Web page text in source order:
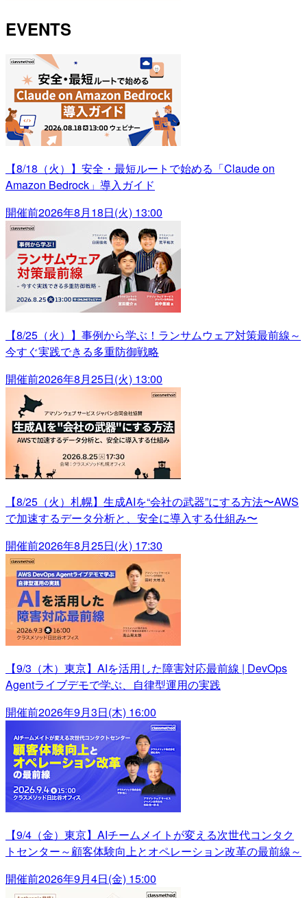
EVENTS
【8/18（火）】安全・最短ルートで始める「Claude on
Amazon Bedrock」導入ガイド
開催前2026年8月18日(火) 13:00
【8/25（火）】事例から学ぶ！ランサムウェア対策最前線～
今すぐ実践できる多重防御戦略
開催前2026年8月25日(火) 13:00
【8/25（火）札幌】生成AIを“会社の武器”にする方法〜AWS
で加速するデータ分析と、安全に導入する仕組み〜
開催前2026年8月25日(火) 17:30
【9/3（木）東京】AIを活用した障害対応最前線 | DevOps
Agentライブデモで学ぶ、自律型運用の実践
開催前2026年9月3日(木) 16:00
【9/4（金）東京】AIチームメイトが変える次世代コンタク
トセンター～顧客体験向上とオペレーション改革の最前線～
開催前2026年9月4日(金) 15:00